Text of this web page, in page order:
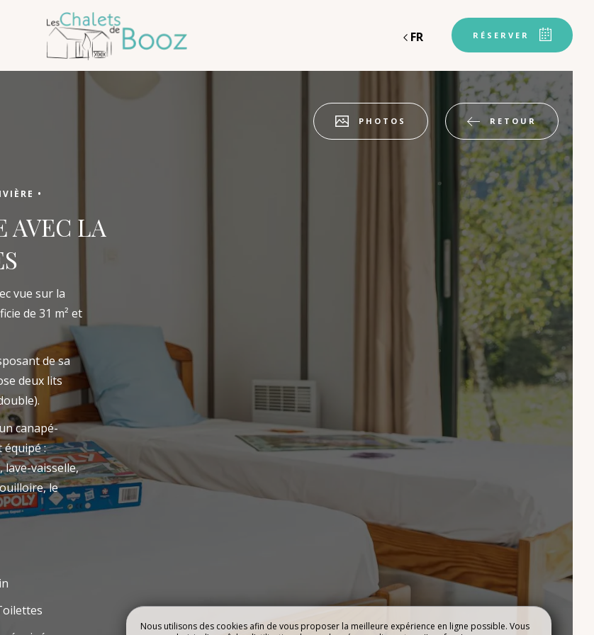
RÉSERVER
FR
DE BOOZ NOS HÉBERGEMENTS LOISIRS
PHOTOS RETOUR
•
AVEC LA
vue sur la
de 31 m² et
de sa
deux lits
canapé-
équipé :
vaisselle,
le
Nous utilisons des cookies afin de vous proposer la meilleure expérience en ligne possible. Vous